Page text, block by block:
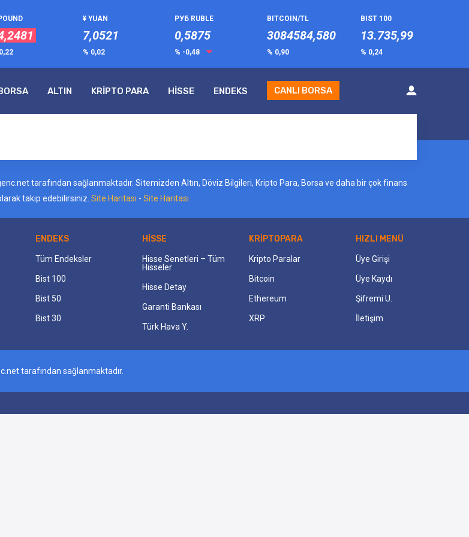
¥ YUAN
7,0521
% 0,02
РУБ RUBLE
0,5875
% -0,48
BITCOIN/TL
3084584,580
% 0,90
BIST 100
13.735,99
% 0,24
ALTIN KRİPTO PARA HİSSE ENDEKS CANLI BORSA
tarafından sağlanmaktadır. Sitemizden Altın, Döviz Bilgileri, Kripto Para, Borsa ve daha bir çok finans
takip edebilirsiniz. Site Haritası - Site Haritası
ENDEKS
Tüm Endeksler
Bist 100
Bist 50
Bist 30
HİSSE
Hisse Senetleri – Tüm
Hisseler
Hisse Detay
Garanti Bankası
Türk Hava Y.
KRİPTOPARA
Kripto Paralar
Bitcoin
Ethereum
XRP
HIZLI MENÜ
Üye Girişi
Üye Kaydı
Şifremi U.
İletişim
tarafından sağlanmaktadır.